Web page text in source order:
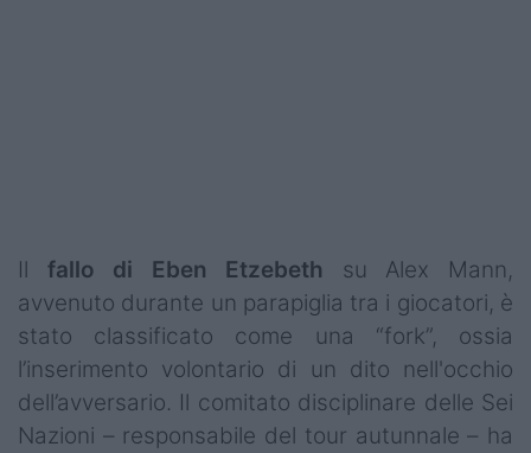
Il fallo di Eben Etzebeth su Alex Mann,
avvenuto durante un parapiglia tra i giocatori, è
stato classificato come una “fork”, ossia
l’inserimento volontario di un dito nell'occhio
dell’avversario. Il comitato disciplinare delle Sei
Nazioni – responsabile del tour autunnale – ha